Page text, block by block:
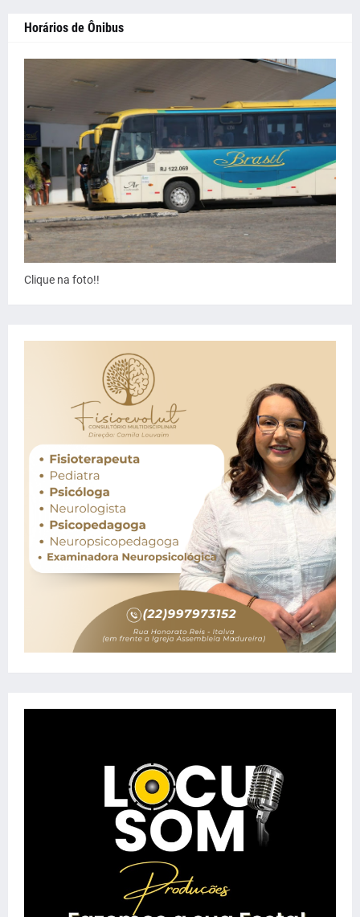
Horários de Ônibus
Clique na foto!!